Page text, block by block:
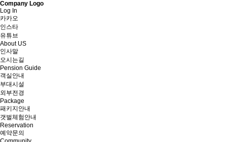
Company Logo
Log In
카카오
인스타
유튜브
About US
인사말
오시는길
Pension Guide
객실안내
부대시설
외부전경
Package
패키지안내
갯벌체험안내
Reservation
예약문의